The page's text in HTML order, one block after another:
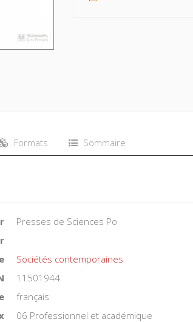
Formats Sommaire
Presses de Sciences Po
Sociétés contemporaines
11501944
français
06 Professionnel et académique